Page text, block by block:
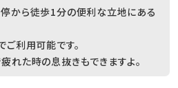
から徒歩1分の便利な立地にある
ご利用可能です。
れた時の息抜きもできますよ。